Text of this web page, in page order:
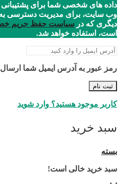
داده های شخصی شما برای
وب سایت، برای مدیریت دسترسی
دیگری که در سیاست حفظ حریم
است، استفاده خواهد شد.
رمز عبور به آدرس ایمیل شما
ثبت نام
کاربر موجود هستید؟ وارد شوید
سبد خرید
بسته
سبد خرید خالی است!